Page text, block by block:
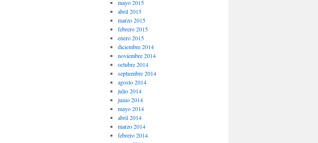
mayo 2015
abril 2015
marzo 2015
febrero 2015
enero 2015
diciembre 2014
noviembre 2014
octubre 2014
septiembre 2014
agosto 2014
julio 2014
junio 2014
mayo 2014
abril 2014
marzo 2014
febrero 2014